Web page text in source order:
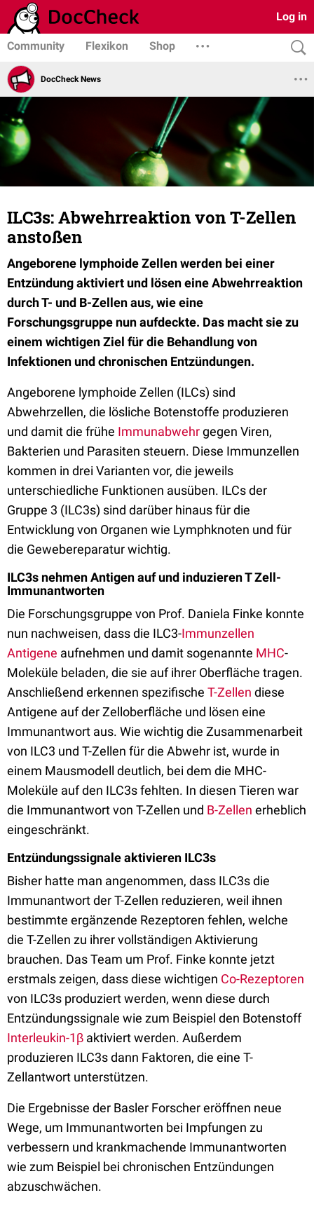
Log in
Community Flexikon Shop
DocCheck News
ILC3s: Abwehrreaktion von T-Zellen
anstoßen
Angeborene lymphoide Zellen werden bei einer
Entzündung aktiviert und lösen eine Abwehrreaktion
durch T- und B-Zellen aus, wie eine
Forschungsgruppe nun aufdeckte. Das macht sie zu
einem wichtigen Ziel für die Behandlung von
Infektionen und chronischen Entzündungen.
Angeborene lymphoide Zellen (ILCs) sind
Abwehrzellen, die lösliche Botenstoffe produzieren
und damit die frühe Immunabwehrgegen Viren,
Bakterien und Parasiten steuern. Diese Immunzellen
kommen in drei Varianten vor, die jeweils
unterschiedliche Funktionen ausüben. ILCs der
Gruppe 3 (ILC3s) sind darüber hinaus für die
Entwicklung von Organen wie Lymphknoten und für
die Gewebereparatur wichtig.
ILC3s nehmen Antigen auf und induzieren T Zell-
Immunantworten
Die Forschungsgruppe von Prof. Daniela Finke konnte
nun nachweisen, dass die ILC3-Immunzellen
Antigene aufnehmen und damit sogenannte MHC-
Moleküle beladen, die sie auf ihrer Oberfläche tragen.
Anschließend erkennen spezifische T-Zellen diese
Antigene auf der Zelloberfläche und lösen eine
Immunantwort aus. Wie wichtig die Zusammenarbeit
von ILC3 und T-Zellen für die Abwehr ist, wurde in
einem Mausmodell deutlich, bei dem die MHC-
Moleküle auf den ILC3s fehlten. In diesen Tieren war
die Immunantwort von T-Zellen und B-Zellen erheblich
eingeschränkt.
Entzündungssignale aktivieren ILC3s
Bisher hatte man angenommen, dass ILC3s die
Immunantwort der T-Zellen reduzieren, weil ihnen
bestimmte ergänzende Rezeptoren fehlen, welche
die T-Zellen zu ihrer vollständigen Aktivierung
brauchen. Das Team um Prof. Finke konnte jetzt
erstmals zeigen, dass diese wichtigen Co-Rezeptoren
von ILC3s produziert werden, wenn diese durch
Entzündungssignale wie zum Beispiel den Botenstoff
Interleukin-1β aktiviert werden. Außerdem
produzieren ILC3s dann Faktoren, die eine T-
Zellantwort unterstützen.
Die Ergebnisse der Basler Forscher eröffnen neue
Wege, um Immunantworten bei Impfungen zu
verbessern und krankmachende Immunantworten
wie zum Beispiel bei chronischen Entzündungen
abzuschwächen.